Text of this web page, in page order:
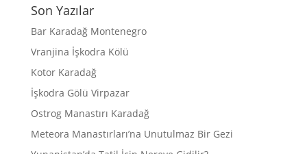
Son Yazılar
Bar Karadağ Montenegro
Vranjina İşkodra Kölü
Kotor Karadağ
İşkodra Gölü Virpazar
Ostrog Manastırı Karadağ
Meteora Manastırları’na Unutulmaz Bir Gezi